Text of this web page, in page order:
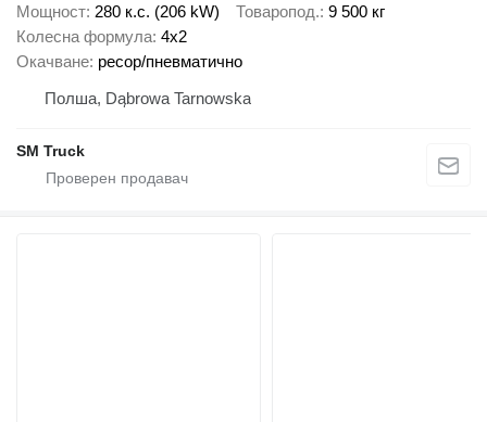
Мощност 280 к.с. (206 kW) Товаропод. 9 500 кг
Колесна формула 4x2
Окачване ресор/пневматично
Полша, Dąbrowa Tarnowska
SM Truck